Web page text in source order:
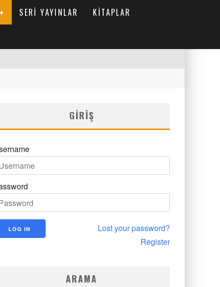
SERI YAYINLAR KITAPLAR
GIRIŞ
Lost your password?
Register
ARAMA